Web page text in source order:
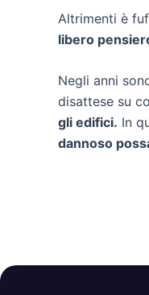
Altrimenti è
libero
Negli anni
disattese su
gli edifici. In
dannoso